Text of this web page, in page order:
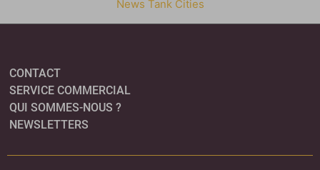
News Tank Cities
CONTACT
SERVICE COMMERCIAL
QUI SOMMES-NOUS ?
NEWSLETTERS